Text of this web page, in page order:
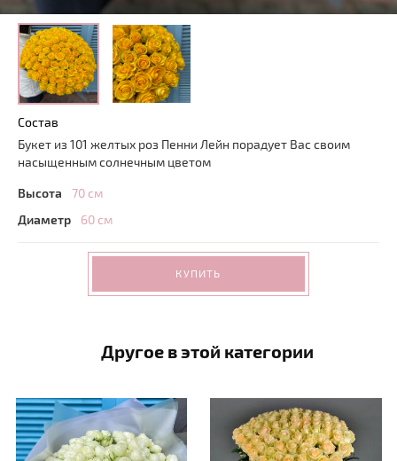
Состав
Букет из 101 желтых роз Пенни Лейн порадует Вас своим
насыщенным солнечным цветом
Высота
70 см
Диаметр
60 см
КУПИТЬ
Другое в этой категории